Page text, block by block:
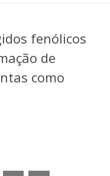
fenólicos
de
como